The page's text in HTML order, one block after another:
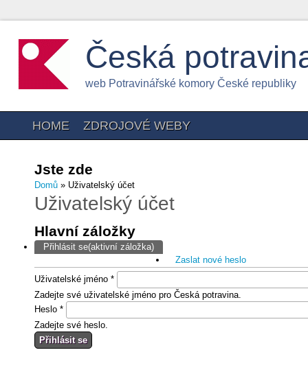
Česká
web Potravinářské komory České republiky
HOME ZDROJOVÉ WEBY
Jste zde
Domů » Uživatelský účet
Uživatelský účet
Hlavní záložky
Přihlásit se(aktivní záložka)
Zaslat nové heslo
Uživatelské jméno *
Zadejte své uživatelské jméno pro Česká potravina.
Heslo *
Zadejte své heslo.